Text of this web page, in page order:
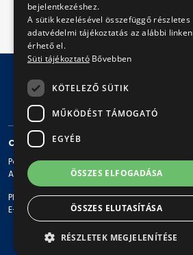
CONTACT
Postal address: 1980 Budapest, Pf. 11.
Address: 1980 Budapest, Akácfa u. 15.
Phone: + 36 1 461-65-00
E-mail address: bkv@bkv.hu
bejelentkezéshez.
A sütik kezelésével összefüggő részletes
adatvédelmi tájékoztatás az alábbi linken
érhető el.
Süti tájékoztató Bővebben
KÖTELEZŐ SÜTIK
MŰKÖDÉST TÁMOGATÓ
EGYÉB
ÖSSZES ELFOGADÁSA
ÖSSZES ELUTASÍTÁSA
RÉSZLETEK MEGJELENÍTÉSE